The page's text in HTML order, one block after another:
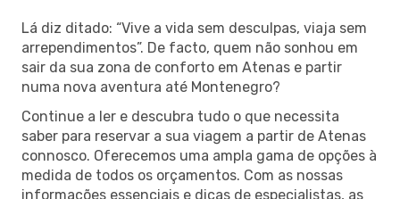
Lá diz ditado: “Vive a vida sem desculpas, viaja sem
arrependimentos”. De facto, quem não sonhou em
sair da sua zona de conforto em Atenas e partir
numa nova aventura até Montenegro?
Continue a ler e descubra tudo o que necessita
saber para reservar a sua viagem a partir de Atenas
connosco. Oferecemos uma ampla gama de opções à
medida de todos os orçamentos. Com as nossas
informações essenciais e dicas de especialistas, as